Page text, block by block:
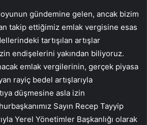
gündemine gelen, ancak bizim
takip ettiğimiz emlak vergisine esas
tartışılan artışlar
endişelerini yakından biliyoruz.
emlak vergilerinin, gerçek piyasa
rayiç bedel artışlarıyla
düşmesine asla izin
Sayın Recep Tayyip
Yerel Yönetimler Başkanlığı olarak